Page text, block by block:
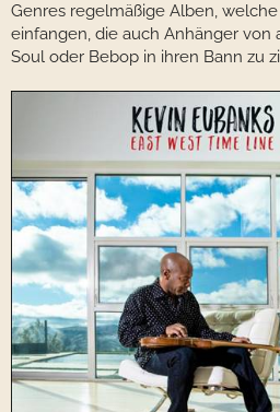
Genres regelmäßige Alben,
einfangen, die auch Anhänger von
Soul oder Bebop in ihren Bann zu